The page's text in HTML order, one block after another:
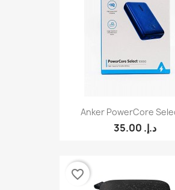
Anker PowerCore
35.00 د.إ.‏
favorite_border